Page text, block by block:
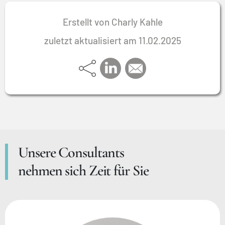
Erstellt von Charly Kahle
zuletzt aktualisiert am 11.02.2025
Unsere Consultants
nehmen sich Zeit für Sie